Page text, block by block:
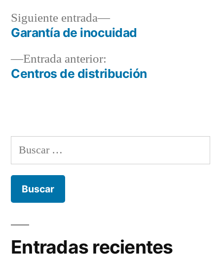
Navegación
deEntrada anterior:
anterior:
Centros de distribución
Siguiente entrada
Siguiente
entrada:
Garantía de inocuidad
Buscar:
Entradas recientes